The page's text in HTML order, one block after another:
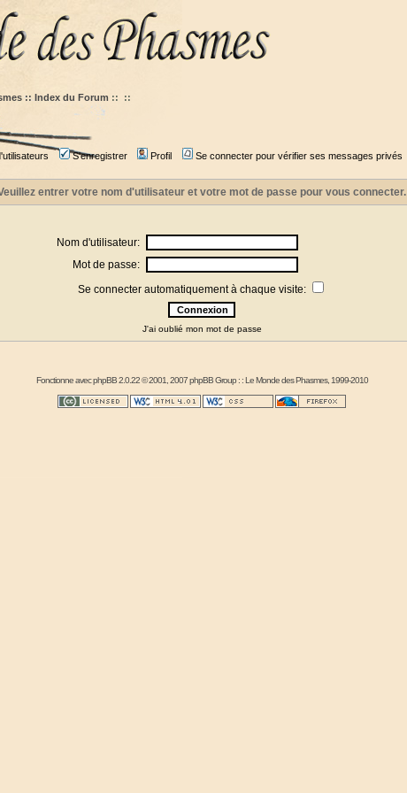
:: Index du Forum :: ::
S'enregistrer Profil Se connecter pour vérifier ses messages privés
entrer votre nom d'utilisateur et votre mot de passe pour vous connecter.
Nom d'utilisateur:
Mot de passe:
Se connecter automatiquement à chaque visite:
J'ai oublié mon mot de passe
Fonctionne avecphpBB2.0.22 © 2001, 2007 phpBB Group : :Le Monde des Phasmes, 1999-2010